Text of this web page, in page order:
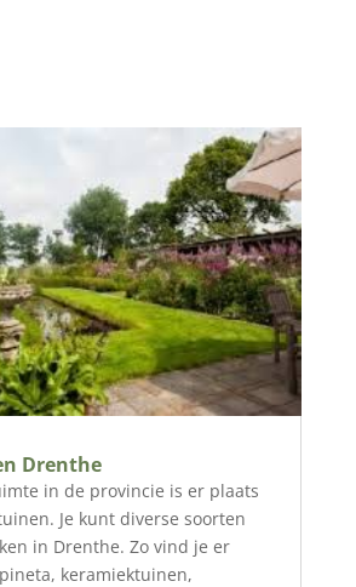
Drenthe
in de provincie is er plaats
Je kunt diverse soorten
in Drenthe. Zo vind je er
keramiektuinen,